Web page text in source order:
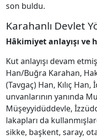
son buldu.
Karahanlı Devlet
Hâkimiyet anlayışı ve
Kut anlayışı devam
Han/Buğra Karahan,
(Tavgaç) Han, Kılıç Han,
unvanlarının yanında
Müşeyyidüddevle,
lakapları da
sikke, başkent, saray,